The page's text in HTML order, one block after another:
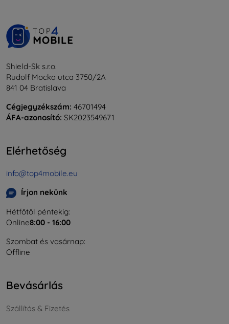
Shield-Sk s.r.o.
Rudolf Mocka utca 3750/2A
841 04 Bratislava
Cégjegyzékszám: 46701494
ÁFA-azonosító: SK2023549671
Elérhetőség
info@top4mobile.eu
Írjon nekünk
Hétfőtől péntekig:
Online8:00 - 16:00
Szombat és vasárnap:
Offline
Bevásárlás
Szállítás & Fizetés